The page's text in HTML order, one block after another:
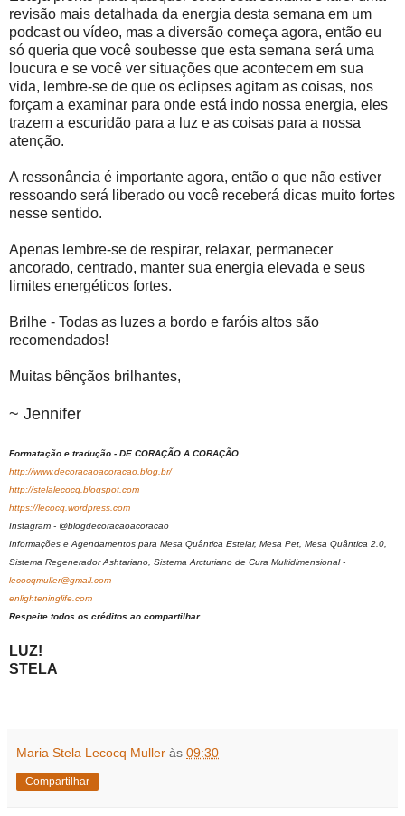
revisão mais detalhada da energia desta semana em um
podcast ou vídeo, mas a diversão começa agora, então eu
só queria que você soubesse que esta semana será uma
loucura e se você ver situações que acontecem em sua
vida, lembre-se de que os eclipses agitam as coisas, nos
forçam a examinar para onde está indo nossa energia, eles
trazem a escuridão para a luz e as coisas para a nossa
atenção.
A ressonância é importante agora, então o que não estiver
ressoando será liberado ou você receberá dicas muito fortes
nesse sentido.
Apenas lembre-se de respirar, relaxar, permanecer
ancorado, centrado, manter sua energia elevada e seus
limites energéticos fortes.
Brilhe - Todas as luzes a bordo e faróis altos são
recomendados!
Muitas bênçãos brilhantes,
~ Jennifer
Formatação e tradução - DE CORAÇÃO A CORAÇÃO
http://www.decoracaoacoracao.blog.br/
http://stelalecocq.blogspot.com
https://lecocq.wordpress.com
Instagram - @blogdecoracaoacoracao
Informações e Agendamentos para Mesa Quântica Estelar, Mesa Pet, Mesa Quântica 2.0,
Sistema Regenerador Ashtariano, Sistema Arcturiano de Cura Multidimensional -
lecocqmuller@gmail.com
enlighteninglife.com
Respeite todos os créditos ao compartilhar
LUZ!
STELA
Maria Stela Lecocq Muller às 09:30
Compartilhar